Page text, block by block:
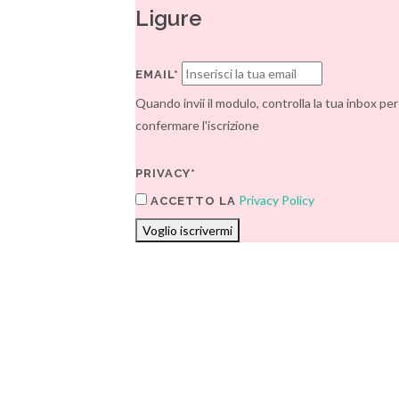
Ligure
EMAIL*
Quando invii il modulo, controlla la tua inbox per
confermare l'iscrizione
PRIVACY*
ACCETTO LA Privacy Policy
Voglio iscrivermi